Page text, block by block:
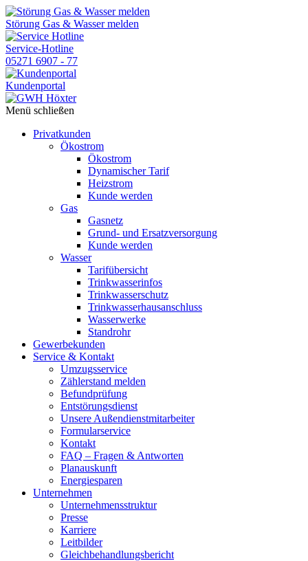
Skip
to
the
content
Störung Gas & Wasser melden
Service-Hotline
05271 6907 - 77
Kundenportal
Menü schließen
Privatkunden
Ökostrom
Ökostrom
Dynamischer Tarif
Heizstrom
Kunde werden
Gas
Gasnetz
Grund- und Ersatzversorgung
Kunde werden
Wasser
Tarifübersicht
Trinkwasserinfos
Trinkwasserschutz
Trinkwasserhausanschluss
Wasserwerke
Standrohr
Gewerbekunden
Service & Kontakt
Umzugsservice
Zählerstand melden
Befundprüfung
Entstörungsdienst
Unsere Außendienstmitarbeiter
Formularservice
Kontakt
FAQ – Fragen & Antworten
Planauskunft
Energiesparen
Unternehmen
Unternehmensstruktur
Presse
Karriere
Leitbilder
Gleichbehandlungsbericht